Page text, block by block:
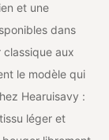
et une
dans
aux
le modèle qui
Hearuisavy :
léger et